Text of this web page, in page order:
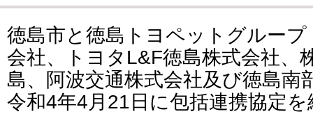
徳島市と徳島トヨペットグルー
会社、トヨタL&F徳島株式会社、
島、阿波交通株式会社及び徳島南
令和4年4月21日に包括連携協定